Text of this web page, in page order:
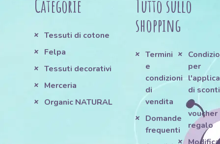
Categorie
Tessuti di cotone
Felpa
Tessuti decorativi
Merceria
Organic NATURAL
Tutto sullo
shopping
Termini
e
condizioni
di
vendita
Domande
frequenti
per
di sconti
e
voucher
regalo